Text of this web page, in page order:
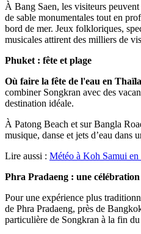
À Bang Saen, les visiteurs
de sable monumentales tout en
bord de mer. Jeux folkloriques,
musicales attirent des milliers de
Phuket : fête et plage
Où faire la fête de l'eau en
combiner Songkran avec des
destination idéale.
À Patong Beach et sur Bangla
musique, danse et jets d’eau dans
Lire aussi : Météo à Koh Samui en
Phra Pradaeng : une
Pour une expérience plus
de Phra Pradaeng, près de
particulière de Songkran à la fin